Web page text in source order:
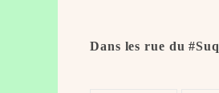
Dans les rue du